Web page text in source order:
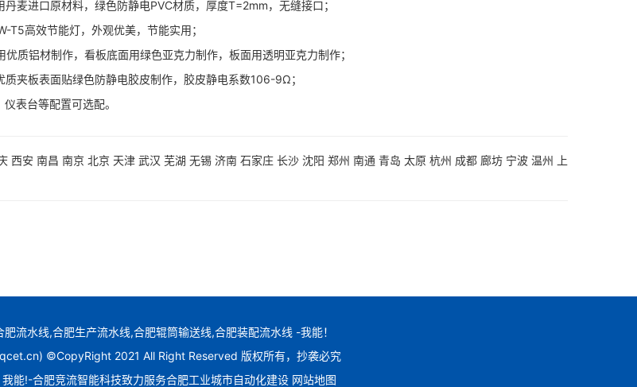
进口原材料，绿色防静电PVC材质，厚度T=2mm，无缝接口；
高效节能灯，外观优美，节能实用；
铝材制作，看板底面用绿色亚克力制作，板面用透明亚克力制作；
板表面贴绿色防静电胶皮制作，胶皮静电系数106-9Ω；
表台等配置可选配。
西安 南昌 南京 北京 天津 武汉 芜湖 无锡 济南 石家庄 长沙 沈阳 郑州 南通 青岛 太原 杭州 成都 廊坊 宁波 温州
上
流水线,合肥生产流水线,合肥辊筒输送线,合肥装配流水线 -我能！
©CopyRight 2021 All Right Reserved 版权所有，抄袭必究
能!-合肥竞流智能科技致力服务合肥工业城市自动化建设 网站地图